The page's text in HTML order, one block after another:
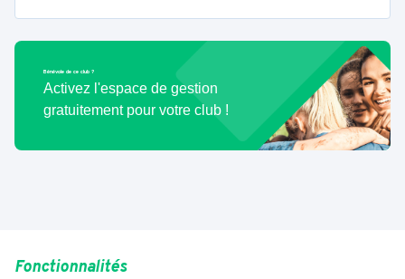
Bénévole de ce club ?
Activez l'espace de gestion
gratuitement pour votre club !
Fonctionnalités